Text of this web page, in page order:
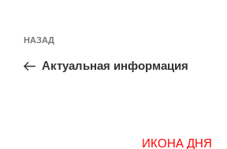
по
записям
Предыдущая
запись:
НАЗАД
Актуальная информация
ИКОНА ДНЯ